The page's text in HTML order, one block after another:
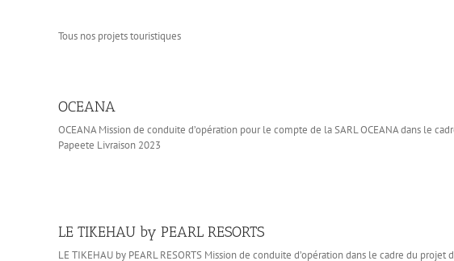
Tous nos projets touristiques
OCEANA
OCEANA Mission de conduite d’opération pour le compte de la SARL OCEANA dans le
Papeete Livraison 2023
LE TIKEHAU by PEARL RESORTS
LE TIKEHAU by PEARL RESORTS Mission de conduite d’opération dans le cadre du